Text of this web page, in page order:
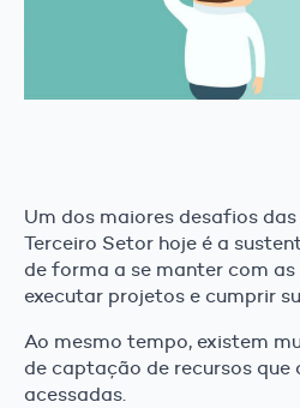
Um dos maiores desafios
Terceiro Setor hoje é a
de forma a se manter com
executar projetos e cumprir
Ao mesmo tempo, existem
de captação de recursos que
acessadas.